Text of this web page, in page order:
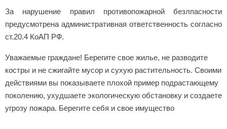
За нарушение правил противопожарной безлпасности
предусмотрена административная ответственность согласно
ст.20.4 КоАП РФ.
Уважаемые граждане! Берегите свое жилье, не разводите
костры и не сжигайте мусор и сухую растительность. Своими
действиями вы показываете плохой пример подрастающему
поколению, ухудшаете экологическую обстановку и создаете
угрозу пожара. Берегите себя и свое имущество